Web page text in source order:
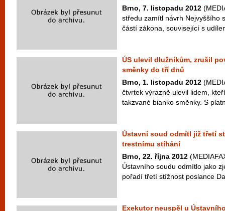
Brno, 7. listopadu 2012
středu zamítl návrh Nejvyššího
částí zákona, související s
ÚS ulevil dlužníkům, zrušil
směnky do tří dnů
Brno, 1. listopadu 2012
čtvrtek výrazně ulevil lidem,
takzvané bianko směnky. S
Ústavní soud odmítl již třetí
trestnímu stíhání
Brno, 22. října 2012
Ústavního soudu odmítlo jako
pořadí třetí stížnost poslance
Exekutor neuspěl u